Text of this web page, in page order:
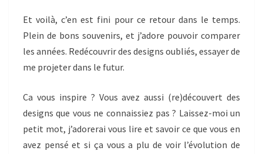
Et voilà, c’en est fini pour ce retour dans le temps.
Plein de bons souvenirs, et j’adore pouvoir comparer
les années. Redécouvrir des designs oubliés, essayer de
me projeter dans le futur.
Ca vous inspire ? Vous avez aussi (re)découvert des
designs que vous ne connaissiez pas ? Laissez-moi un
petit mot, j’adorerai vous lire et savoir ce que vous en
avez pensé et si ça vous a plu de voir l’évolution de